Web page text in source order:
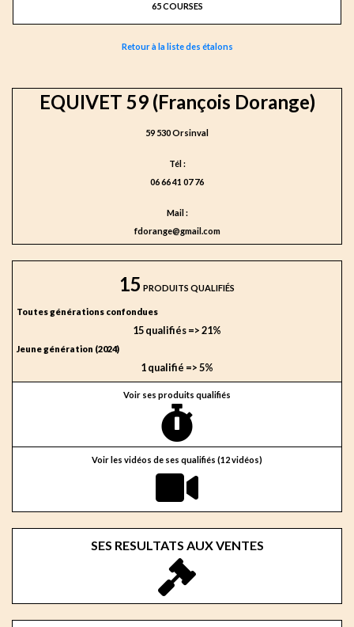
65 COURSES
Retour à la liste des étalons
EQUIVET 59 (François Dorange)
59 530 Orsinval
Tél :
06 66 41 07 76
Mail :
fdorange@gmail.com
15 PRODUITS QUALIFIÉS
Toutes générations confondues
15 qualifiés => 21%
Jeune génération (2024)
1 qualifié => 5%
Voir ses produits qualifiés
Voir les vidéos de ses qualifiés (12 vidéos)
SES RESULTATS AUX VENTES